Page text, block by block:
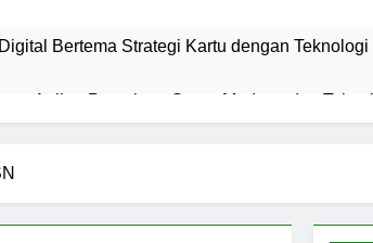
Bertema Strategi Kartu dengan
Anjing Petualang Super Modern, dan
Mesir Kuno dan Teknologi Hiburan Digital